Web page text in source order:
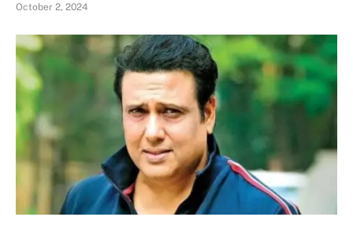
October 2, 2024